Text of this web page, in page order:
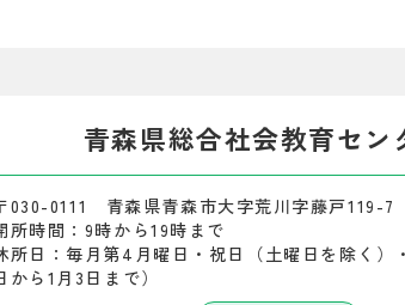
青森県総合社会教育セン
030-0111 青森県青森市大字荒川字藤戸119-7
所時間：9時から19時まで
所日：毎月第4月曜日・祝日（土曜日を除く）
から1月3日まで）